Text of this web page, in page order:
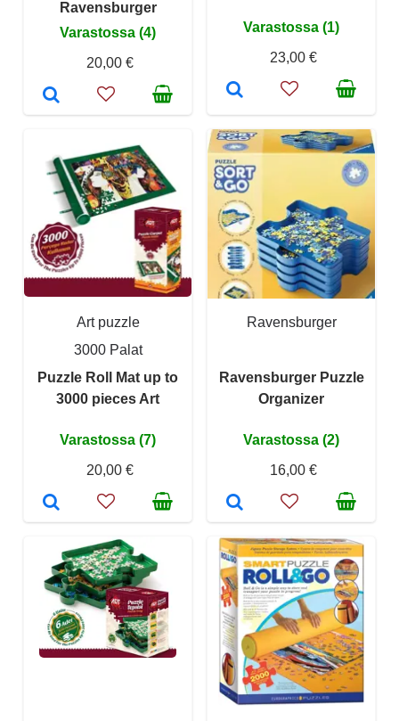
Ravensburger
Varastossa (4)
20,00 €
Varastossa (1)
23,00 €
Art puzzle
3000 Palat
Puzzle Roll Mat up to
3000 pieces Art
Varastossa (7)
20,00 €
Ravensburger
Ravensburger Puzzle
Organizer
Varastossa (2)
16,00 €